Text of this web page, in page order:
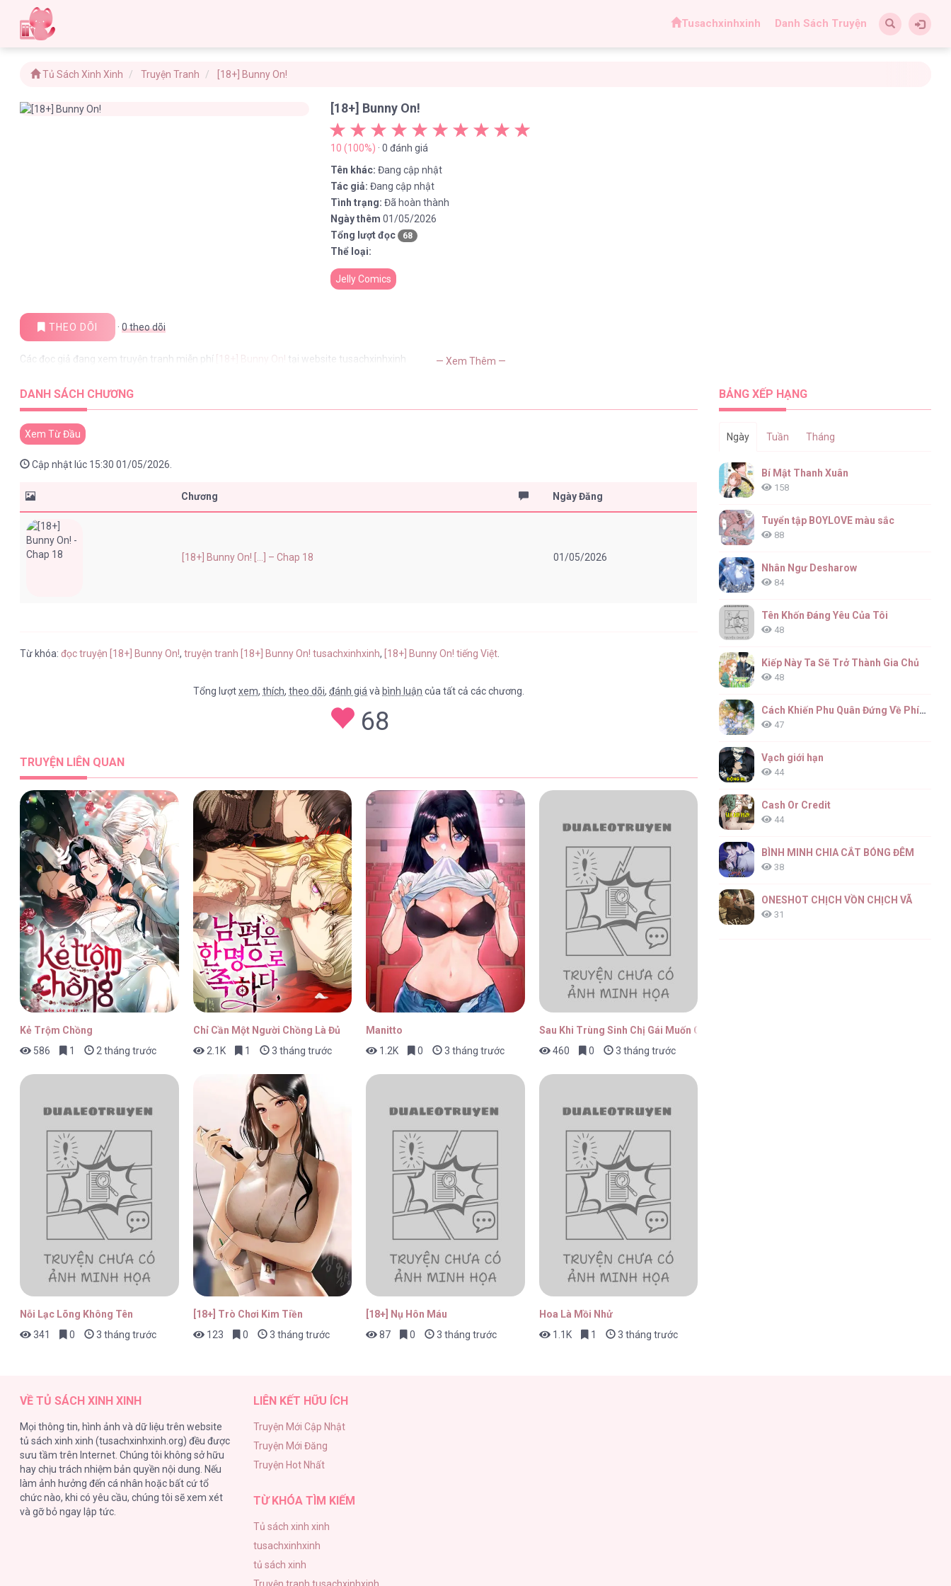
Tusachxinhxinh Danh Sách Truyện
Tủ Sách Xinh Xinh Truyện Tranh [18+] Bunny On!
[18+] Bunny On!
10 (100%) · 0 đánh giá
Tên khác: Đang cập nhật
Tác giả: Đang cập nhật
Tình trạng: Đã hoàn thành
Ngày thêm 01/05/2026
Tổng lượt đọc
68
Thể loại:
Jelly Comics
THEO DÕI ·0theo dõi
Các đọc giả đang xem truyện tranh miễn phí [18+] Bunny On! tại website tusachxinhxinh — Xem Thêm —
DANH SÁCH CHƯƠNG
Xem Từ Đầu
Cập nhật lúc 15:30 01/05/2026.
Chương Ngày Đăng
[18+] Bunny On! [...] – Chap 18 01/05/2026
Từ khóa:đọc truyện [18+] Bunny On!,truyện tranh [18+] Bunny On! tusachxinhxinh, [18+] Bunny On! tiếng Việt
Tổng lượtxem,thích,theo dõi,đánh giá vàbình luận của tất cả các chương.
68
TRUYỆN LIÊN QUAN
Kẻ Trộm Chồng
586
1 2 tháng trước
Chỉ Cần Một Người Chồng Là Đủ
2.1K
1 3 tháng trước
Manitto
1.2K
0 3 tháng trước
Sau Khi Trùng Sinh Chị Gái Muốn Cướp Lấy Vị Hôn Phu Của Tôi
460
0 3 tháng trước
Nỗi Lạc Lõng Không Tên
341
0 3 tháng trước
[18+] Trò Chơi Kim Tiền
123
0 3 tháng trước
[18+] Nụ Hôn Máu
87
0 3 tháng trước
Hoa Là Mồi Nhử
1.1K
1 3 tháng trước
BẢNG XẾP HẠNG
Ngày Tuần Tháng
Bí Mật Thanh Xuân
158
Tuyển tập BOYLOVE màu sắc
88
Nhân Ngư Desharow
84
Tên Khốn Đáng Yêu Của Tôi
48
Kiếp Này Ta Sẽ Trở Thành Gia Chủ
48
Cách Khiến Phu Quân Đứng Về Phía Tôi
47
Vạch giới hạn
44
Cash Or Credit
44
BÌNH MINH CHIA CẮT BÓNG ĐÊM
38
ONESHOT CHỊCH VỒN CHỊCH VÃ
31
VỀ TỦ SÁCH XINH XINH
Mọi thông tin, hình ảnh và dữ liệu trên website
tủ sách xinh xinh (tusachxinhxinh.org) đều được
sưu tầm trên Internet. Chúng tôi không sở hữu
hay chịu trách nhiệm bản quyền nội dung. Nếu
làm ảnh hưởng đến cá nhân hoặc bất cứ tổ
chức nào, khi có yêu cầu, chúng tôi sẽ xem xét
và gỡ bỏ ngay lập tức.
LIÊN KẾT HỮU ÍCH
Truyện Mới Cập Nhật
Truyện Mới Đăng
Truyện Hot Nhất
TỪ KHÓA TÌM KIẾM
Tủ sách xinh xinh
tusachxinhxinh
tủ sách xinh